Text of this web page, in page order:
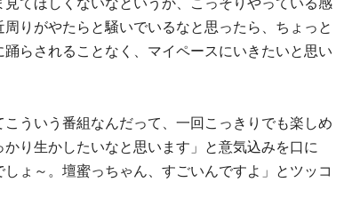
りがやたらと騒いでいるなと思ったら、ちょっと
らされることなく、マイペースにいきたいと思い
ういう番組なんだって、一回こっきりでも楽しめ
り生かしたいなと思います」と意気込みを口に
ょ～。壇蜜っちゃん、すごいんですよ」とツッコ